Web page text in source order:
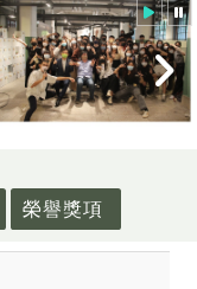
榮譽獎項